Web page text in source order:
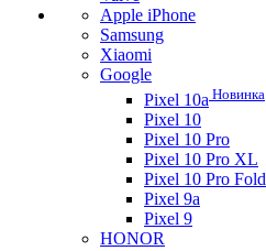
Apple iPhone
Samsung
Xiaomi
Google
Pixel 10a Новинка
Pixel 10
Pixel 10 Pro
Pixel 10 Pro XL
Pixel 10 Pro Fold
Pixel 9a
Pixel 9
HONOR